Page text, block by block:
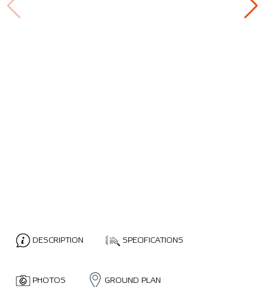
DESCRIPTION SPECIFICATIONS
PHOTOS GROUND PLAN